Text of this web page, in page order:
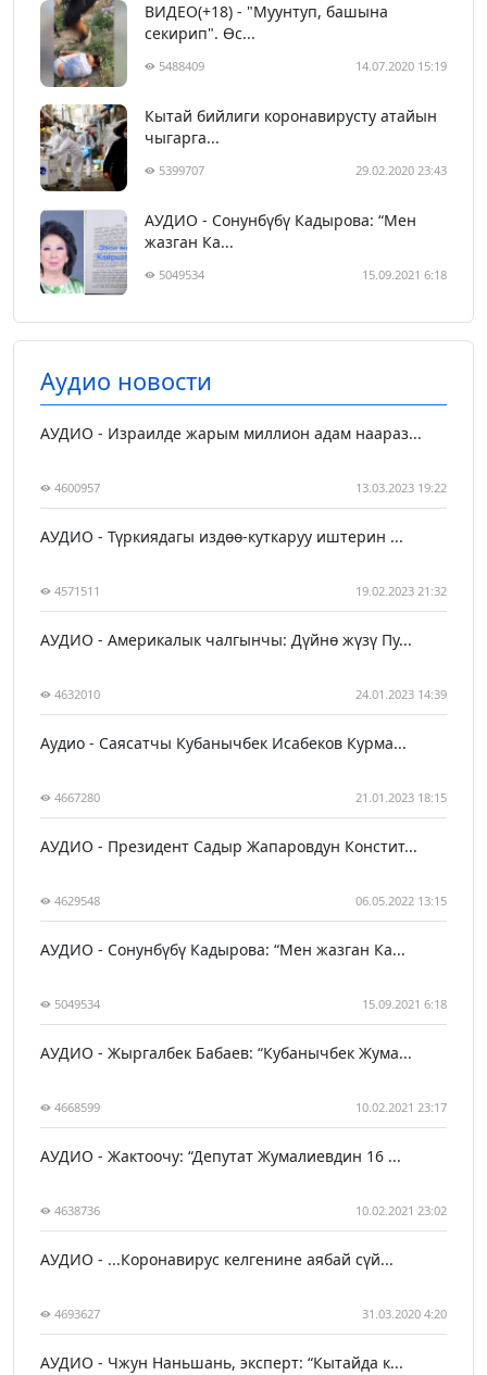
ВИДЕО(+18) - "Муунтуп, башына
секирип". Өс...
5488409 14.07.2020 15:19
Кытай бийлиги коронавирусту атайын
чыгарга...
5399707 29.02.2020 23:43
АУДИО - Сонунбүбү Кадырова: “Мен
жазган Ка...
5049534 15.09.2021 6:18
Аудио новости
АУДИО - Израилде жарым миллион адам наараз...
4600957 13.03.2023 19:22
АУДИО - Түркиядагы издөө-куткаруу иштерин ...
4571511 19.02.2023 21:32
АУДИО - Америкалык чалгынчы: Дүйнө жүзү Пу...
4632010 24.01.2023 14:39
Аудио - Саясатчы Кубанычбек Исабеков Курма...
4667280 21.01.2023 18:15
АУДИО - Президент Садыр Жапаровдун Констит...
4629548 06.05.2022 13:15
АУДИО - Сонунбүбү Кадырова: “Мен жазган Ка...
5049534 15.09.2021 6:18
АУДИО - Жыргалбек Бабаев: “Кубанычбек Жума...
4668599 10.02.2021 23:17
АУДИО - Жактоочу: “Депутат Жумалиевдин 16 ...
4638736 10.02.2021 23:02
АУДИО - ...Коронавирус келгенине аябай сүй...
4693627 31.03.2020 4:20
АУДИО - Чжун Наньшань, эксперт: “Кытайда к...